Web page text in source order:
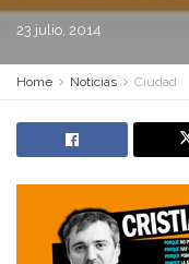
23 julio, 2014
Home Noticias Ciudad